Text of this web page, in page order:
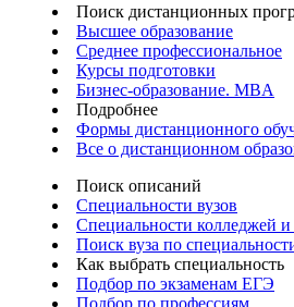
Поиск дистанционных
Высшее образование
Среднее профессиональное
Курсы подготовки
Бизнес-образование. MBA
Подробнее
Формы дистанционного
Все о дистанционном
Поиск описаний
Специальности вузов
Специальности колледжей
Поиск вуза по
Как выбрать специальность
Подбор по экзаменам ЕГЭ
Подбор по профессиям